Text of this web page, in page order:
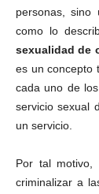
personas, sino
como lo
sexualidad de
es un concepto
cada uno de
servicio sexual
un servicio.
Por tal motivo,
criminalizar a